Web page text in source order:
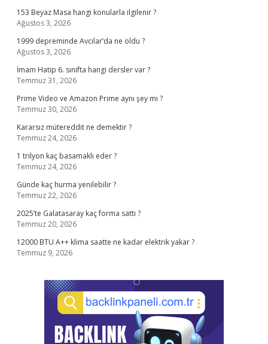
153 Beyaz Masa hangi konularla ilgilenir ?
Ağustos 3, 2026
1999 depreminde Avcılar’da ne oldu ?
Ağustos 3, 2026
İmam Hatip 6. sınıfta hangi dersler var ?
Temmuz 31, 2026
Prime Video ve Amazon Prime aynı şey mi ?
Temmuz 30, 2026
Kararsız mütereddit ne demektir ?
Temmuz 24, 2026
1 trilyon kaç basamaklı eder ?
Temmuz 24, 2026
Günde kaç hurma yenilebilir ?
Temmuz 22, 2026
2025’te Galatasaray kaç forma sattı ?
Temmuz 20, 2026
12000 BTU A++ klima saatte ne kadar elektrik yakar ?
Temmuz 9, 2026